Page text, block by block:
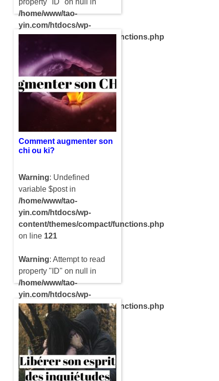
property "ID" on null in
/home/www/tao-
yin.com/htdocs/wp-
content/themes/compact/functions.php
La virilité représente les
traits de caractères
physiques de l’homme.
Cela est donc associé à sa
façon de comporter d’un
point du vue sexuelle et…
Comment augmenter son
chi ou ki?
Warning: Undefined
variable $post in
/home/www/tao-
yin.com/htdocs/wp-
content/themes/compact/functions.php
on line 121
Warning: Attempt to read
property "ID" on null in
/home/www/tao-
yin.com/htdocs/wp-
content/themes/compact/functions.php
on line121
Le ki est un terme japonais
qui représente un concept
tournant autour d’un
principe spirituel sur le
début de l’univers qui sert à